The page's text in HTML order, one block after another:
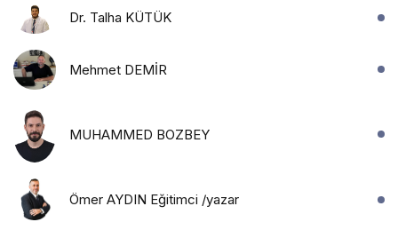
Dr. Talha KÜTÜK
Mehmet DEMİR
MUHAMMED BOZBEY
Ömer AYDIN Eğitimci /yazar